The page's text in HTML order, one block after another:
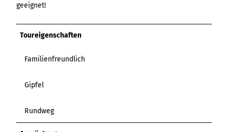
geeignet!
Toureigenschaften
Familienfreundlich
Gipfel
Rundweg